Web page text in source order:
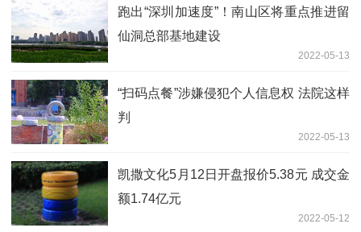
跑出“深圳加速度”！南山区将重点推进留
仙洞总部基地建设
2022-05-13
“扫码点餐”涉嫌侵犯个人信息权 法院这样
判
2022-05-13
凯撒文化5月12日开盘报价5.38元 成交金
额1.74亿元
2022-05-12